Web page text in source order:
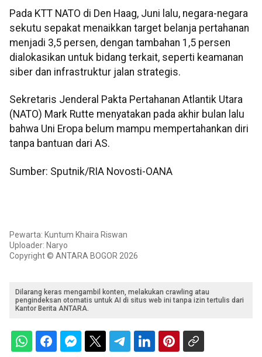
Pada KTT NATO di Den Haag, Juni lalu, negara-negara
sekutu sepakat menaikkan target belanja pertahanan
menjadi 3,5 persen, dengan tambahan 1,5 persen
dialokasikan untuk bidang terkait, seperti keamanan
siber dan infrastruktur jalan strategis.
Sekretaris Jenderal Pakta Pertahanan Atlantik Utara
(NATO) Mark Rutte menyatakan pada akhir bulan lalu
bahwa Uni Eropa belum mampu mempertahankan diri
tanpa bantuan dari AS.
Sumber: Sputnik/RIA Novosti-OANA
Pewarta: Kuntum Khaira Riswan
Uploader: Naryo
Copyright © ANTARA BOGOR 2026
Dilarang keras mengambil konten, melakukan crawling atau
pengindeksan otomatis untuk AI di situs web ini tanpa izin tertulis dari
Kantor Berita ANTARA.